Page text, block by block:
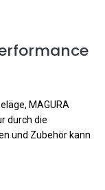
MAGURA
durch die
und Zubehör kann